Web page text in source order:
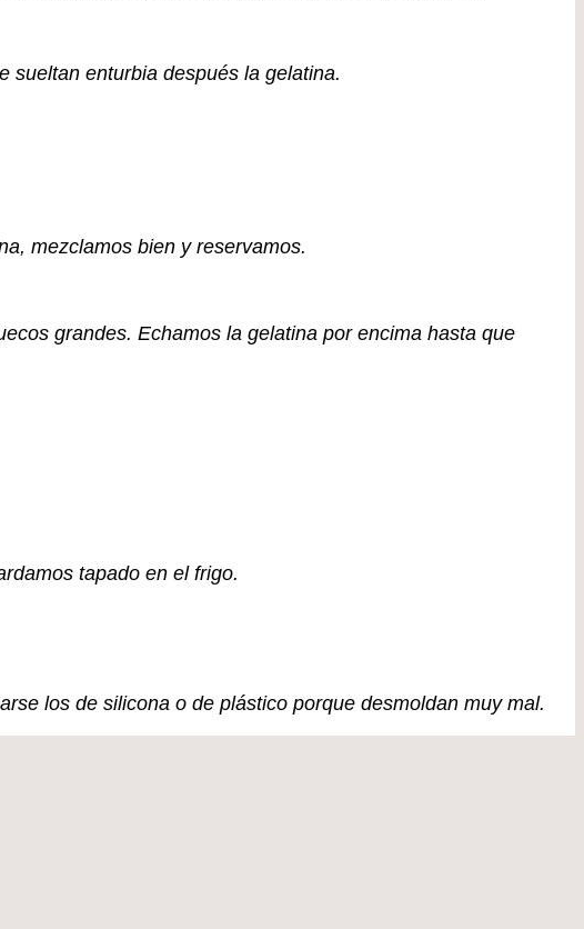
sueltan enturbia después la gelatina.
mezclamos bien y reservamos.
grandes. Echamos la gelatina por encima hasta que
tapado en el frigo.
los de silicona o de plástico porque desmoldan muy mal.